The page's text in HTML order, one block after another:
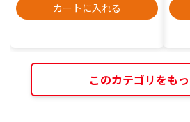
カートに入れる
このカテゴリをも